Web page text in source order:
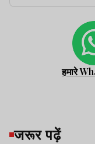
हमारे
जरूर पढ़ें